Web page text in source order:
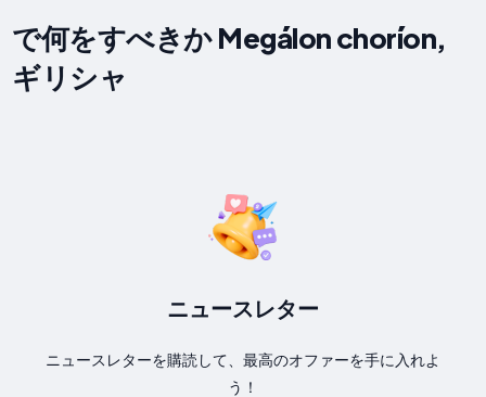
で何をすべきか Megálon choríon,
ギリシャ
ニュースレター
ニュースレターを購読して、最高のオファーを手に入れよ
う！